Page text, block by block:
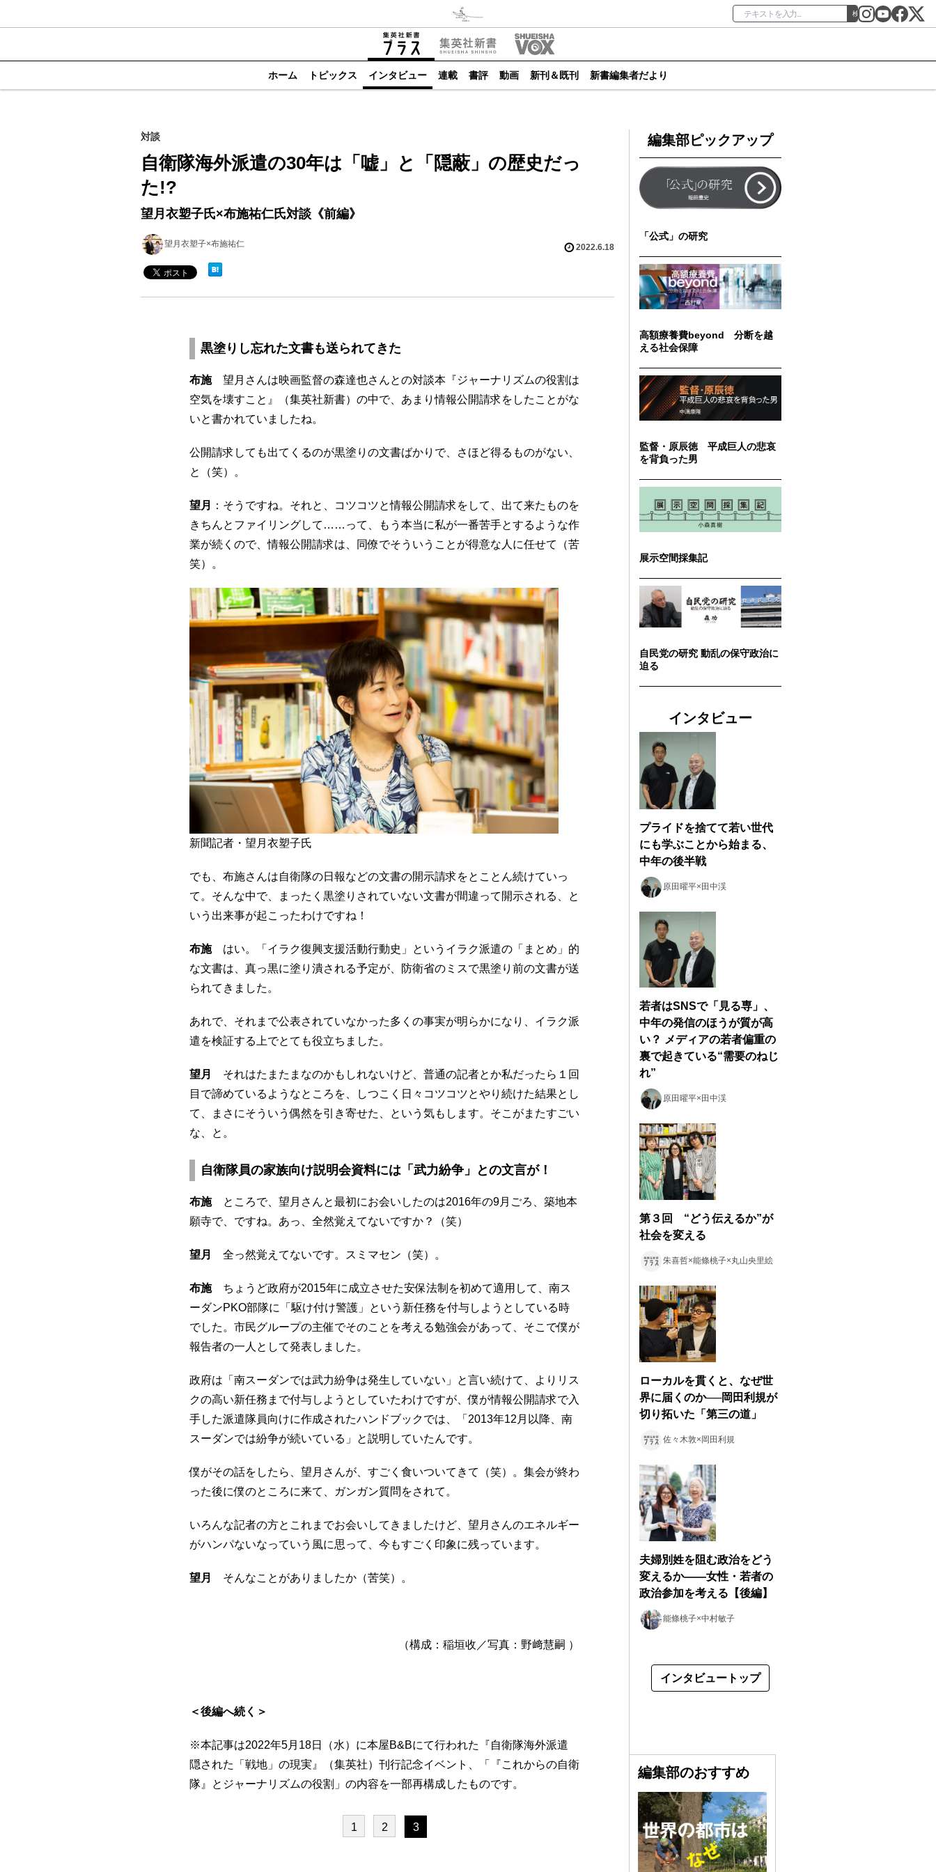
検索
ホーム トピックス インタビュー 連載 書評 動画 新刊＆既刊 新書編集者だより
対談
自衛隊海外派遣の30年は「嘘」と「隠蔽」の歴史だっ
た!?
望月衣塑子氏×布施祐仁氏対談《前編》
望月衣塑子×布施祐仁 2022.6.18
黒塗りし忘れた文書も送られてきた
布施望月さんは映画監督の森達也さんとの対談本『ジャーナリズムの役割は
空気を壊すこと』（集英社新書）の中で、あまり情報公開請求をしたことがな
いと書かれていましたね。
公開請求しても出てくるのが黒塗りの文書ばかりで、さほど得るものがない、
と（笑）。
望月
：そうですね。それと、コツコツと情報公開請求をして、出て来たものを
きちんとファイリングして……って、もう本当に私が一番苦手とするような作
業が続くので、情報公開請求は、同僚でそういうことが得意な人に任せて（苦
笑）。
新聞記者・望月衣塑子氏
でも、布施さんは自衛隊の日報などの文書の開示請求をとことん続けていっ
て。そんな中で、まったく黒塗りされていない文書が間違って開示される、と
いう出来事が起こったわけですね！
布施はい。「イラク復興支援活動行動史」というイラク派遣の「まとめ」的
な文書は、真っ黒に塗り潰される予定が、防衛省のミスで黒塗り前の文書が送
られてきました。
あれで、それまで公表されていなかった多くの事実が明らかになり、イラク派
遣を検証する上でとても役立ちました。
望月
それはたまたまなのかもしれないけど、普通の記者とか私だったら１回
目で諦めているようなところを、しつこく日々コツコツとやり続けた結果とし
て、まさにそういう偶然を引き寄せた、という気もします。そこがまたすごい
な、と。
自衛隊員の家族向け説明会資料には「武力紛争」との文言が！
布施ところで、望月さんと最初にお会いしたのは2016年の9月ごろ、築地本
願寺で、ですね。あっ、全然覚えてないですか？（笑）
望月 全っ然覚えてないです。スミマセン（笑）。
布施ちょうど政府が2015年に成立させた安保法制を初めて適用して、南ス
ーダンPKO部隊に「駆け付け警護」という新任務を付与しようとしている時
でした。市民グループの主催でそのことを考える勉強会があって、そこで僕が
報告者の一人として発表しました。
政府は「南スーダンでは武力紛争は発生していない」と言い続けて、よりリス
クの高い新任務まで付与しようとしていたわけですが、僕が情報公開請求で入
手した派遣隊員向けに作成されたハンドブックでは、「2013年12月以降、南
スーダンでは紛争が続いている」と説明していたんです。
僕がその話をしたら、望月さんが、すごく食いついてきて（笑）。集会が終わ
った後に僕のところに来て、ガンガン質問をされて。
いろんな記者の方とこれまでお会いしてきましたけど、望月さんのエネルギー
がハンパないなっていう風に思って、今もすごく印象に残っています。
望月 そんなことがありましたか（苦笑）。
（構成：稲垣收／写真：野﨑慧嗣 ）
＜後編へ続く＞
※本記事は2022年5月18日（水）に本屋B&Bにて行われた『自衛隊海外派遣
隠された「戦地」の現実』（集英社）刊行記念イベント、「『これからの自衛
隊』とジャーナリズムの役割」の内容を一部再構成したものです。
1 2 3
編集部ピックアップ
「公式」の研究
高額療養費beyond 分断を越
える社会保障
監督・原辰徳 平成巨人の悲哀
を背負った男
展示空間採集記
自民党の研究 動乱の保守政治に
迫る
インタビュー
プライドを捨てて若い世代
にも学ぶことから始まる、
中年の後半戦
原田曜平×田中渓
若者はSNSで「見る専」、
中年の発信のほうが質が高
い？ メディアの若者偏重の
裏で起きている“需要のねじ
れ”
原田曜平×田中渓
第３回 “どう伝えるか”が
社会を変える
朱喜哲×能條桃子×丸山央里絵
ローカルを貫くと、なぜ世
界に届くのか──岡田利規が
切り拓いた「第三の道」
佐々木敦×岡田利規
夫婦別姓を阻む政治をどう
変えるか――女性・若者の
政治参加を考える【後編】
能條桃子×中村敏子
インタビュートップ
編集部のおすすめ